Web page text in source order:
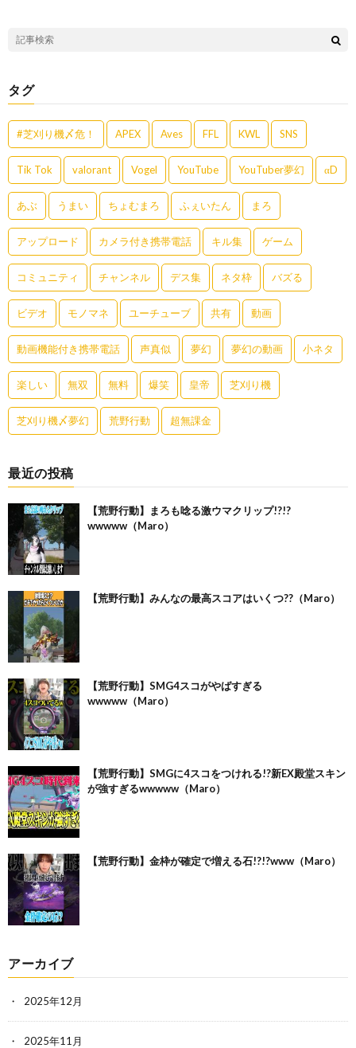
タグ
#芝刈り機〆危！ APEX Aves FFL KWL SNS
Tik Tok valorant Vogel YouTube YouTuber夢幻 αD
あぶ うまい ちょむまろ ふぇいたん まろ
アップロード カメラ付き携帯電話 キル集 ゲーム
コミュニティ チャンネル デス集 ネタ枠 バズる
ビデオ モノマネ ユーチューブ 共有 動画
動画機能付き携帯電話 声真似 夢幻 夢幻の動画 小ネタ
楽しい 無双 無料 爆笑 皇帝 芝刈り機
芝刈り機〆夢幻 荒野行動 超無課金
最近の投稿
【荒野行動】まろも唸る激ウマクリップ!?!?
wwwww（Maro）
【荒野行動】みんなの最高スコアはいくつ??（Maro）
【荒野行動】SMG4スコがやばすぎる
wwwww（Maro）
【荒野行動】SMGに4スコをつけれる!?新EX殿堂スキン
が強すぎるwwwww（Maro）
【荒野行動】金枠が確定で増える石!?!?www（Maro）
アーカイブ
2025年12月
2025年11月